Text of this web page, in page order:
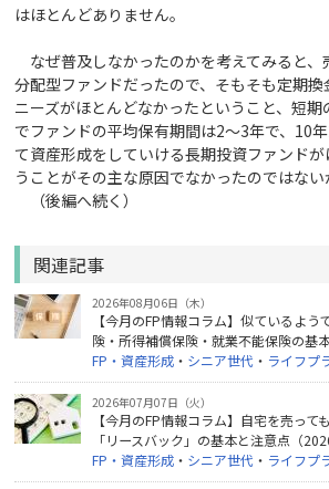
はほとんどありません。
なぜ普及しなかったのかを考えてみると、
分配型ファンドだったので、そもそも定期
ニーズがほとんどなかったということ、短
でファンドの平均保有期間は2～3年で、10
て資産形成をしていける長期投資ファンド
うことがその主な原因でなかったのではない
（後編へ続く）
関連記事
2026年08月06日（木）
【今月のFP情報コラム】似ているよ
険・所得補償保険・就業不能保険の基
FP・資産形成 ・ シニア世代 ・ ライフプ
2026年07月07日（火）
【今月のFP情報コラム】自宅を売って
「リースバック」の基本と注意点（
FP・資産形成 ・ シニア世代 ・ ライフプ